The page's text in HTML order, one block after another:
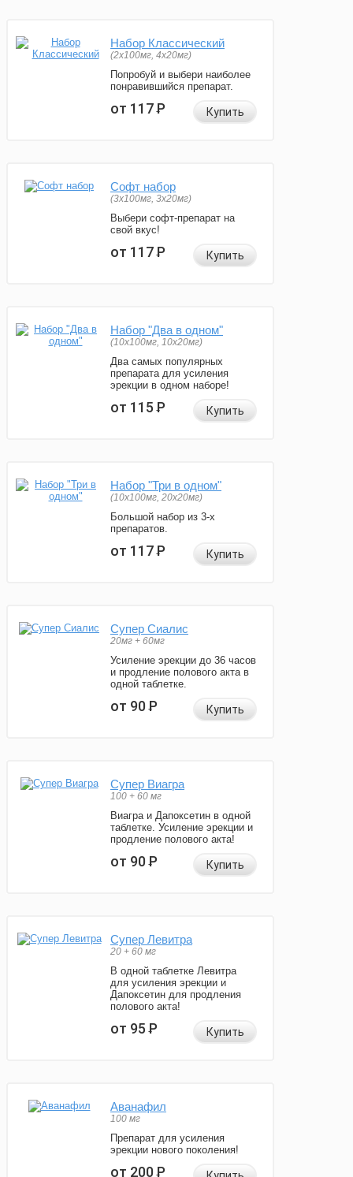
Набор Классический
(2x100мг, 4x20мг)
Попробуй и выбери наиболее
понравившийся препарат.
от 117Р Купить
Софт набор
(3x100мг, 3x20мг)
Выбери софт-препарат на
свой вкус!
от 117Р Купить
Набор "Два в одном"
(10x100мг, 10x20мг)
Два самых популярных
препарата для усиления
эрекции в одном наборе!
от 115Р Купить
Набор "Три в одном"
(10x100мг, 20x20мг)
Большой набор из 3-х
препаратов.
от 117Р Купить
Супер Сиалис
20мг + 60мг
Усиление эрекции до 36 часов
и продление полового акта в
одной таблетке.
от 90Р Купить
Супер Виагра
100 + 60 мг
Виагра и Дапоксетин в одной
таблетке. Усиление эрекции и
продление полового акта!
от 90Р Купить
Супер Левитра
20 + 60 мг
В одной таблетке Левитра
для усиления эрекции и
Дапоксетин для продления
полового акта!
от 95Р Купить
Аванафил
100 мг
Препарат для усиления
эрекции нового поколения!
от 200Р